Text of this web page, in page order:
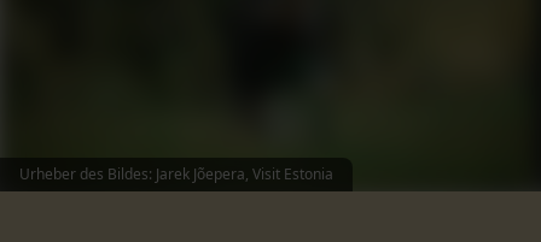
Urheber des Bildes: Jarek Jõepera, Visit Estonia